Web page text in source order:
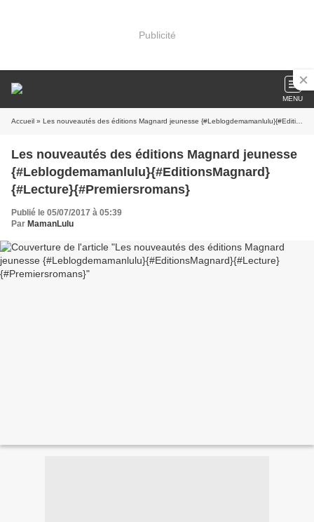
Publicité
MENU
Accueil » Les nouveautés des éditions Magnard jeunesse {#Leblogdemamanlulu}{#EditionsMagnard}{#Lecture}{#Premiersromans}
Les nouveautés des éditions Magnard jeunesse
{#Leblogdemamanlulu}{#EditionsMagnard}
{#Lecture}{#Premiersromans}
Publié le 05/07/2017 à 05:39
Par MamanLulu